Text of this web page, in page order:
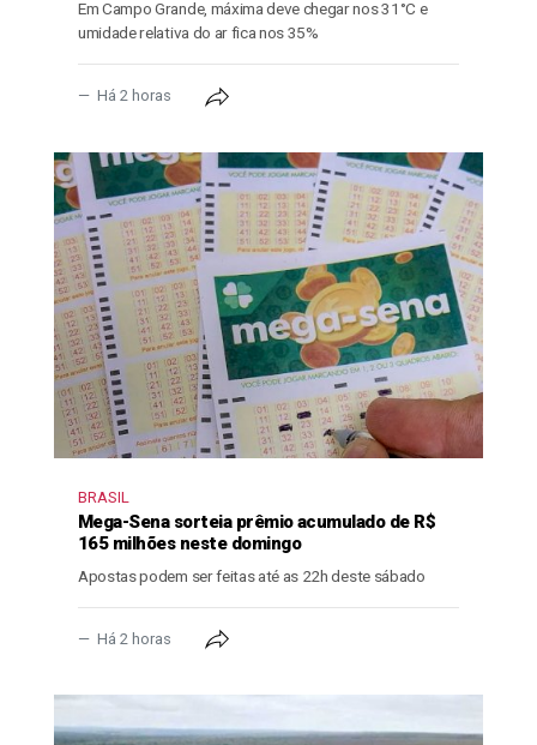
Em Campo Grande, máxima deve chegar nos 31°C e
umidade relativa do ar fica nos 35%
Há 2 horas
BRASIL
Mega-Sena sorteia prêmio acumulado de R$
165 milhões neste domingo
Apostas podem ser feitas até as 22h deste sábado
Há 2 horas